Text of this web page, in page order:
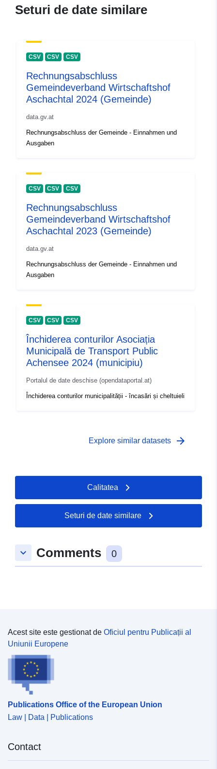
Seturi de date similare
CSV CSV CSV
Rechnungsabschluss
Gemeindeverband Wirtschaftshof
Aschachtal 2024 (Gemeinde)
data.gv.at
Rechnungsabschluss der Gemeinde - Einnahmen und
Ausgaben
CSV CSV CSV
Rechnungsabschluss
Gemeindeverband Wirtschaftshof
Aschachtal 2023 (Gemeinde)
data.gv.at
Rechnungsabschluss der Gemeinde - Einnahmen und
Ausgaben
CSV CSV CSV
Închiderea conturilor Asociația
Municipală de Transport Public
Achensee 2024 (municipiu)
Portalul de date deschise (opendataportal.at)
Închiderea conturilor municipalității - încasări și cheltuieli
Explore similar datasets arrow_forward
Calitatea
Seturi de date similare
keyboard_arrow_down Comments 0
Acest site este gestionat de Oficiul pentru Publicații al
Uniunii Europene
Publications Office of the European Union
Law | Data | Publications
Contact